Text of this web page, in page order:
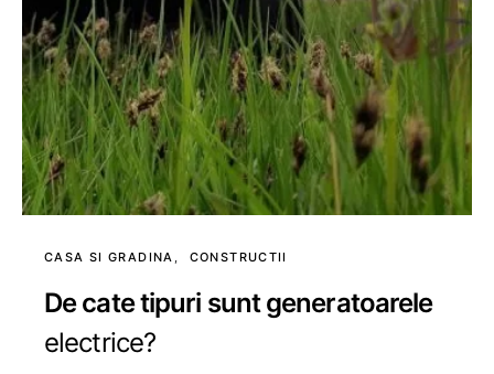
CASA SI GRADINA CONSTRUCTII
De cate tipuri sunt generatoarele
electrice?